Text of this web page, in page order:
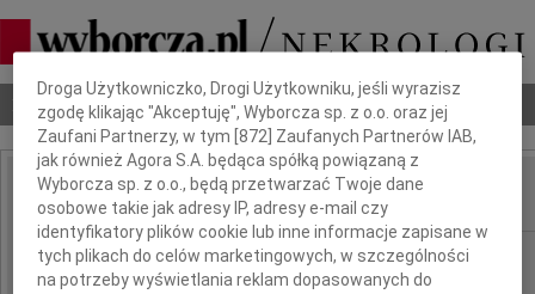
Nekrologi Odeszli Poradnik pogrzebowy
IMIĘ I NAZWISKO:
REGION: Opole
DATA EMISJI: 09.12.2016
Dbamy o Twoją prywatność
Droga Użytkowniczko, Drogi Użytkowniku, jeśli wyrazisz
zgodę klikając "Akceptuję", Wyborcza sp. z o.o. oraz jej
Zaufani Partnerzy, w tym [872 ] Zaufanych Partnerów IAB,
jak również Agora S.A. będąca spółką powiązaną z
Wyborcza sp. z o.o., będą przetwarzać Twoje dane
osobowe takie jak adresy IP, adresy e-mail czy
identyfikatory plików cookie lub inne informacje zapisane w
tych plikach do celów marketingowych, w szczególności
na potrzeby wyświetlania reklam dopasowanych do